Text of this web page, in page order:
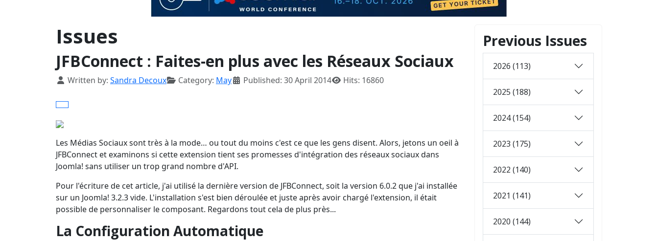
Issues
JFBConnect : Faites-en plus avec les Réseaux Sociaux
Details
Written by: Sandra Decoux Category: May Published: 30 April 2014 Hits: 16860
Les Médias Sociaux sont très à la mode… ou tout du moins c'est ce que les gens disent. Alors, jetons un oeil à
JFBConnect et examinons si cette extension tient ses promesses d'intégration des réseaux sociaux dans
Joomla! sans utiliser un trop grand nombre d'API.
Pour l'écriture de cet article, j'ai utilisé la dernière version de JFBConnect, soit la version 6.0.2 que j'ai installée
sur un Joomla! 3.2.3 vide. L'installation s'est bien déroulée et juste après avoir chargé l'extension, il était
possible de personnaliser le composant. Regardons tout cela de plus près...
La Configuration Automatique
Previous Issues
2026 (113)
2025 (188)
2024 (154)
2023 (175)
2022 (140)
2021 (141)
2020 (144)